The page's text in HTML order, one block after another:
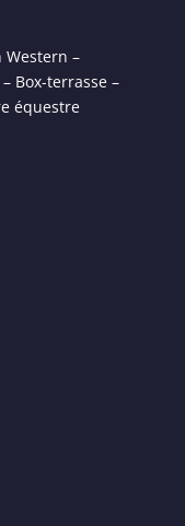
Western –
Box-terrasse –
équestre